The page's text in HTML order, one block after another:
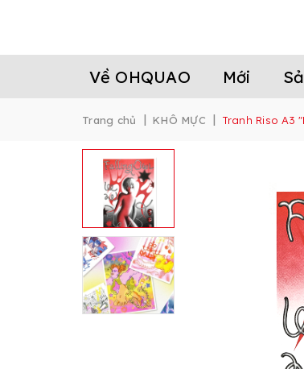
Về OHQUAO Mới
Trang chủ | KHÔ MỰC | Tranh Riso A3